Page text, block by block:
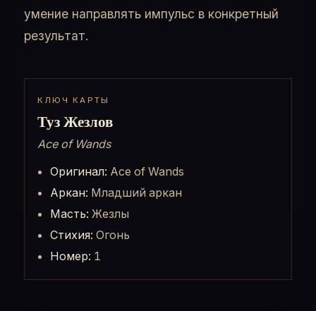
умение направлять импульс в конкретный
результат.
КЛЮЧ КАРТЫ
Туз Жезлов
Ace of Wands
Оригинал: Ace of Wands
Аркан: Младший аркан
Масть: Жезлы
Стихия: Огонь
Номер: 1